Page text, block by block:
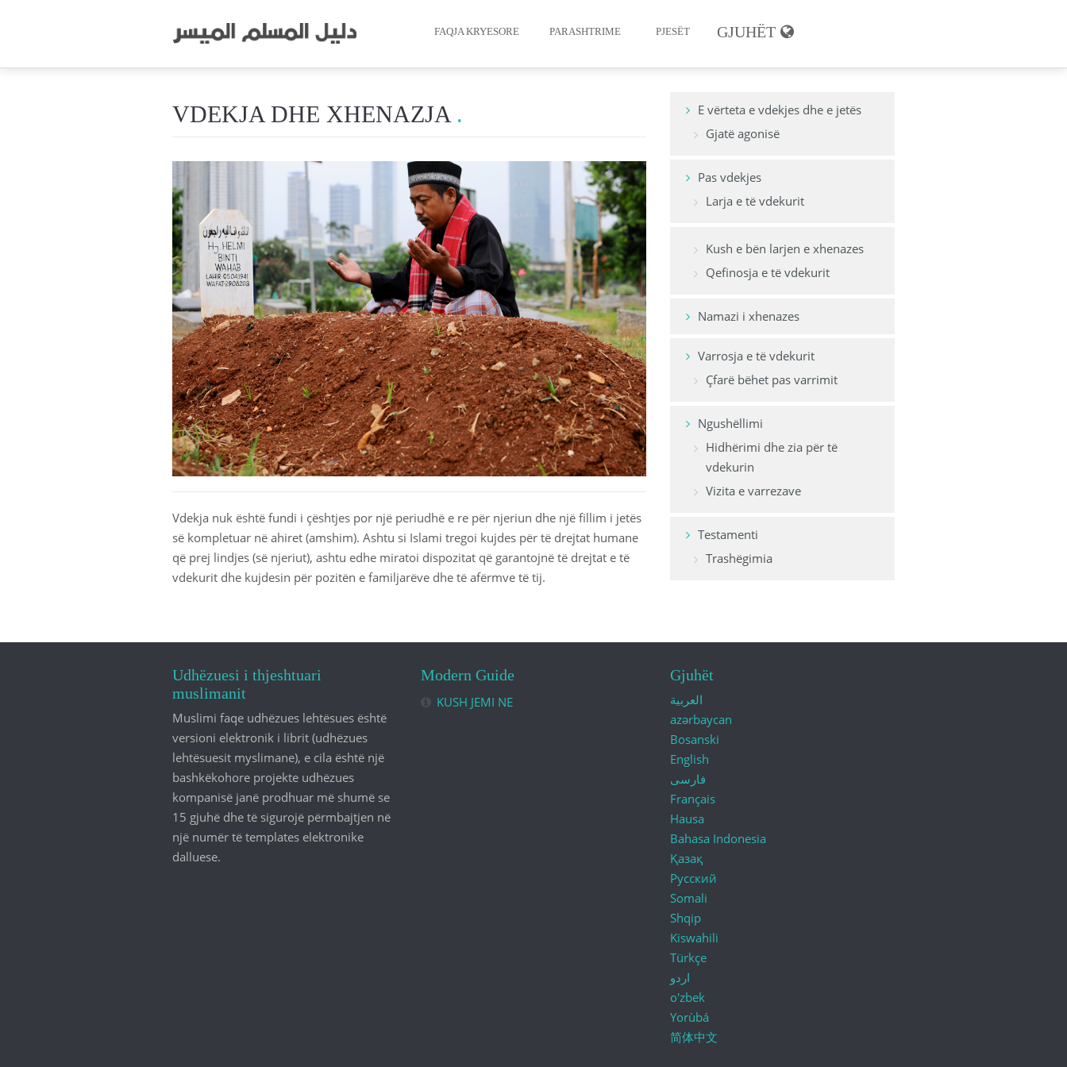
FAQJA KRYESORE PARASHTRIME PJESËT
Besimi i muslimanit
Pastërtia e muslimanit
Namazi i muslimanit
Agjërimi
Marrëdhëniet financiare
Familja muslimane
Lutjet dhe dhikri (përmendja 13 e Allahut)
GJUHËT
VDEKJA DHE XHENAZJA
Vdekja nuk është fundi i çështjes por një periudhë e re për njeriun dhe një fillim i jetës
së kompletuar në ahiret (amshim). Ashtu si Islami tregoi kujdes për të drejtat humane
që prej lindjes (së njeriut), ashtu edhe miratoi dispozitat që garantojnë të drejtat e të
vdekurit dhe kujdesin për pozitën e familjarëve dhe të afërmve të tij.
E vërteta e vdekjes dhe e jetës
Gjatë agonisë
Pas vdekjes
Larja e të vdekurit
Kush e bën larjen e xhenazes
Qefinosja e të vdekurit
Namazi i xhenazes
Varrosja e të vdekurit
Çfarë bëhet pas varrimit
Ngushëllimi
Hidhërimi dhe zia për të
vdekurin
Vizita e varrezave
Testamenti
Trashëgimia
Udhëzuesi i thjeshtuari
muslimanit
Muslimi faqe udhëzues lehtësues është
versioni elektronik i librit (udhëzues
lehtësuesit myslimane), e cila është një
bashkëkohore projekte udhëzues
kompanisë janë prodhuar më shumë se
15 gjuhë dhe të sigurojë përmbajtjen në
një numër të templates elektronike
dalluese.
Modern Guide
KUSH JEMI NE
Gjuhët
العربية
azərbaycan
Bosanski
English
فارسی
Français
Hausa
Bahasa Indonesia
Қазақ
Русский
Somali
Shqip
Kiswahili
Türkçe
اردو
o'zbek
Yorùbá
简体中文